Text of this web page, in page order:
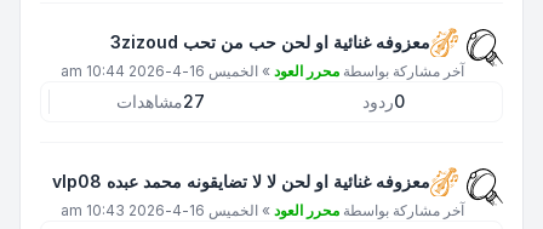
معزوفه غنائية او لحن حب من تحب 3zizoud
آخر مشاركة بواسطة محرر العود » الخميس 16-4-2026 10:44 am
0ردود 27مشاهدات
معزوفه غنائية او لحن لا لا تضايقونه محمد عبده vlp08
آخر مشاركة بواسطة محرر العود » الخميس 16-4-2026 10:43 am